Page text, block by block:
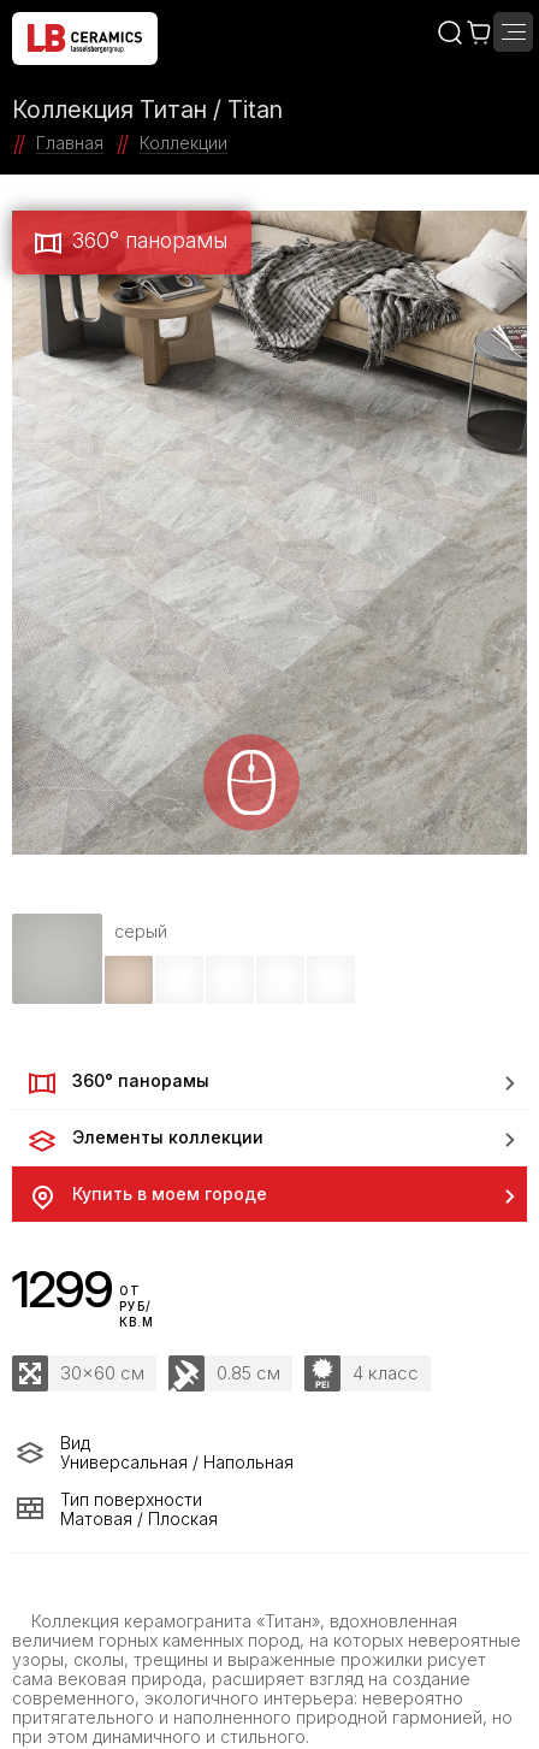
Коллекция Титан / Titan
Главная Коллекции
360° панорамы
Коллекция керамогранита «Титан», вдохновленная
величием горных каменных пород, на которых невероятные
узоры, сколы, трещины и выраженные прожилки рисует
сама вековая природа, расширяет взгляд на создание
современного, экологичного интерьера: невероятно
притягательного и наполненного природной гармонией, но
при этом динамичного и стильного.
серый
360° панорамы
Элементы коллекции
Купить в моем городе
1299 ОТ
РУБ/
КВ.М
30x60 см 0.85 см 4 класс
Вид
Универсальная / Напольная
Тип поверхности
Матовая / Плоская